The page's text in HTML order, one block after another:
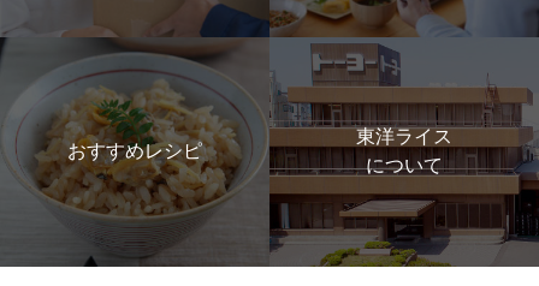
おすすめレシピ
東洋ライス
について